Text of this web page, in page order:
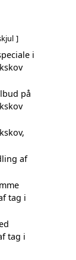
i
på
af
tag i
tag i